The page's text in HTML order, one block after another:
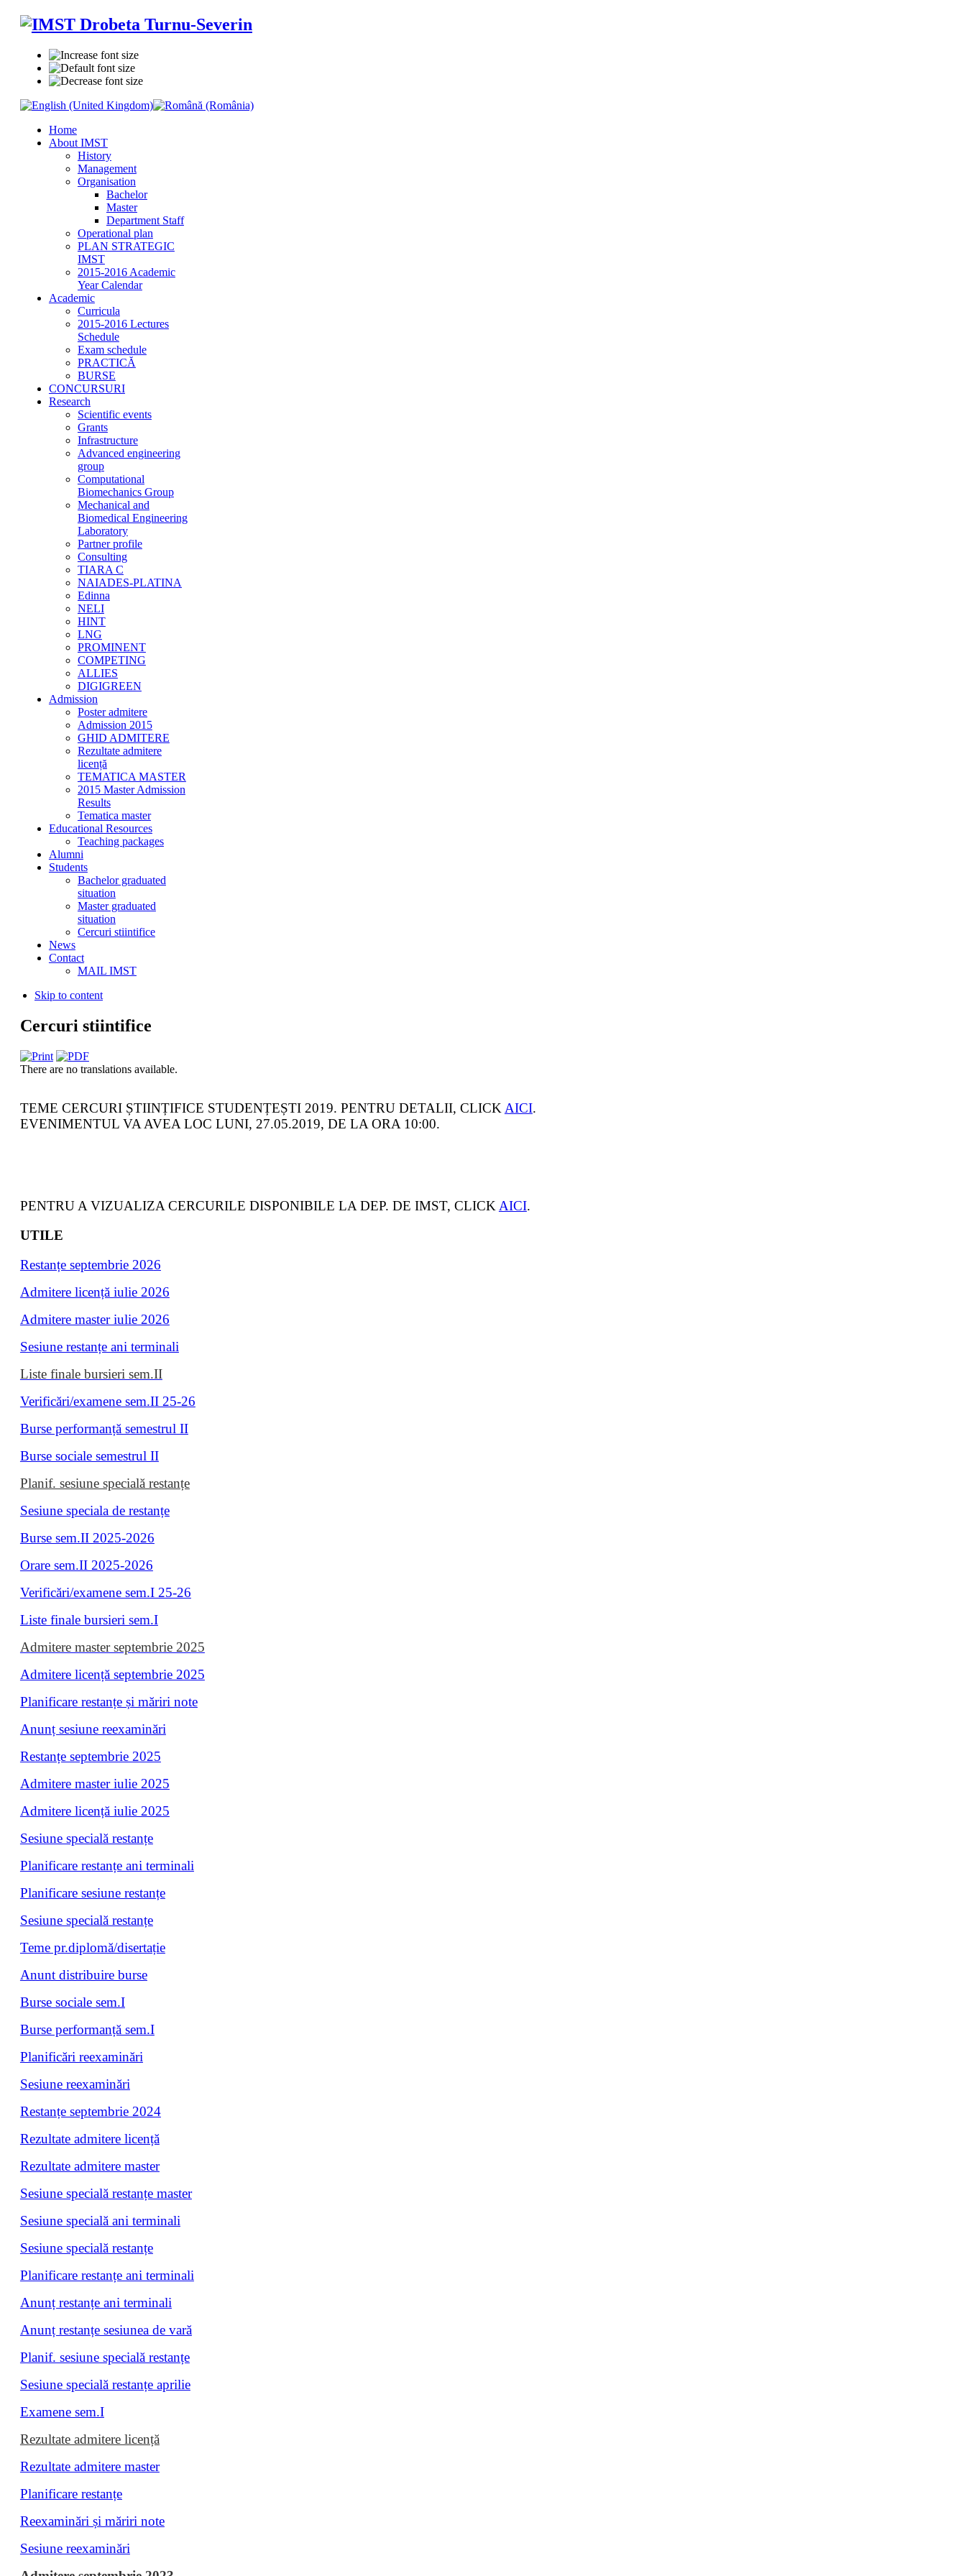
Home
About IMST
History
Management
Organisation
Bachelor
Master
Department Staff
Operational plan
PLAN STRATEGIC
IMST
2015-2016 Academic
Year Calendar
Academic
Curricula
2015-2016 Lectures
Schedule
Exam schedule
PRACTICĂ
BURSE
CONCURSURI
Research
Scientific events
Grants
Infrastructure
Advanced engineering
group
Computational
Biomechanics Group
Mechanical and
Biomedical Engineering
Laboratory
Partner profile
Consulting
TIARA C
NAIADES-PLATINA
Edinna
NELI
HINT
LNG
PROMINENT
COMPETING
ALLIES
DIGIGREEN
Admission
Poster admitere
Admission 2015
GHID ADMITERE
Rezultate admitere
licență
TEMATICA MASTER
2015 Master Admission
Results
Tematica master
Educational Resources
Teaching packages
Alumni
Students
Bachelor graduated
situation
Master graduated
situation
Cercuri stiintifice
News
Contact
MAIL IMST
Skip to content
Cercuri stiintifice
There are no translations available.
TEME CERCURI ȘTIINȚIFICE STUDENȚEȘTI 2019. PENTRU DETALII, CLICK AICI.
EVENIMENTUL VA AVEA LOC LUNI, 27.05.2019, DE LA ORA 10:00.
PENTRU A VIZUALIZA CERCURILE DISPONIBILE LA DEP. DE IMST, CLICK AICI.
UTILE
Restanțe septembrie 2026
Admitere licență iulie 2026
Admitere master iulie 2026
Sesiune restanțe ani terminali
Liste finale bursieri sem.II
Verificări/examene sem.II 25-26
Burse performanță semestrul II
Burse sociale semestrul II
Planif. sesiune specială restanțe
Sesiune speciala de restanțe
Burse sem.II 2025-2026
Orare sem.II 2025-2026
Verificări/examene sem.I 25-26
Liste finale bursieri sem.I
Admitere master septembrie 2025
Admitere licență septembrie 2025
Planificare restanțe și măriri note
Anunț sesiune reexaminări
Restanțe septembrie 2025
Admitere master iulie 2025
Admitere licență iulie 2025
Sesiune specială restanțe
Planificare restanțe ani terminali
Planificare sesiune restanțe
Sesiune specială restanțe
Teme pr.diplomă/disertație
Anunt distribuire burse
Burse sociale sem.I
Burse performanță sem.I
Planificări reexaminări
Sesiune reexaminări
Restanțe septembrie 2024
Rezultate admitere licență
Rezultate admitere master
Sesiune specială restanțe master
Sesiune specială ani terminali
Sesiune specială restanțe
Planificare restanțe ani terminali
Anunț restanțe ani terminali
Anunț restanțe sesiunea de vară
Planif. sesiune specială restanțe
Sesiune specială restanțe aprilie
Examene sem.I
Rezultate admitere licență
Rezultate admitere master
Planificare restanțe
Reexaminări și măriri note
Sesiune reexaminări